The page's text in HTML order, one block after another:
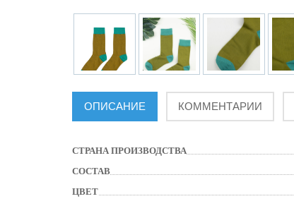
ОПИСАНИЕ КОММЕНТАРИИ
СТРАНА ПРОИЗВОДСТВА
СОСТАВ
ЦВЕТ